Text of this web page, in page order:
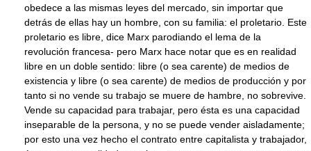
obedece a las mismas leyes del mercado, sin importar que
detrás de ellas hay un hombre, con su familia: el proletario. Este
proletario es libre, dice Marx parodiando el lema de la
revolución francesa- pero Marx hace notar que es en realidad
libre en un doble sentido: libre (o sea carente) de medios de
existencia y libre (o sea carente) de medios de producción y por
tanto si no vende su trabajo se muere de hambre, no sobrevive.
Vende su capacidad para trabajar, pero ésta es una capacidad
inseparable de la persona, y no se puede vender aisladamente;
por esto una vez hecho el contrato entre capitalista y trabajador,